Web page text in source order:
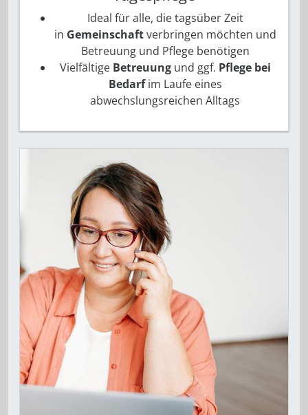
Ideal für alle, die tagsüber Zeit
in Gemeinschaftverbringen möchten und
Betreuung und Pflege benötigen
Vielfältige Betreuung und ggf. Pflege bei
Bedarfim Laufe eines
abwechslungsreichen Alltags